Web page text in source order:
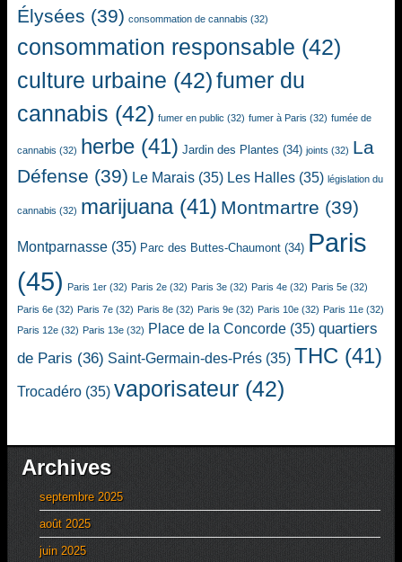
Élysées (39) consommation de cannabis (32)
consommation responsable (42)
culture urbaine (42)fumer du
cannabis (42) fumer en public (32) fumer à Paris (32) fumée de
cannabis (32) herbe (41) Jardin des Plantes (34) joints (32) La
Défense (39) Le Marais (35) Les Halles (35) législation du
cannabis (32) marijuana(41) Montmartre (39)
Montparnasse (35) Parc des Buttes-Chaumont (34) Paris
(45) Paris 1er (32) Paris 2e (32) Paris 3e (32) Paris 4e (32) Paris 5e (32)
Paris 6e (32) Paris 7e (32) Paris 8e (32) Paris 9e (32) Paris 10e (32) Paris 11e (32)
Paris 12e (32) Paris 13e (32) Place de la Concorde (35) quartiers
de Paris (36) Saint-Germain-des-Prés (35) THC (41)
Trocadéro (35) vaporisateur (42)
Archives
septembre 2025
août 2025
juin 2025